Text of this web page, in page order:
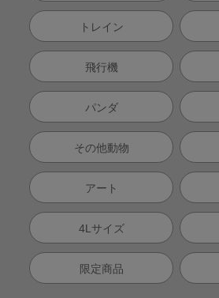
トレイン
飛行機
パンダ
その他動物
アート
4Lサイズ
限定商品